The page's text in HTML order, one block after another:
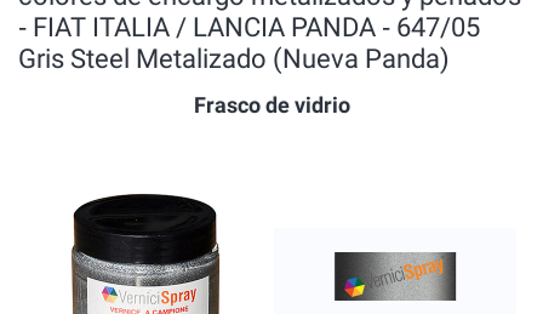
‐ FIAT ITALIA / LANCIA PANDA ‐ 647/05
Gris Steel Metalizado (Nueva Panda)
Frasco de vidrio